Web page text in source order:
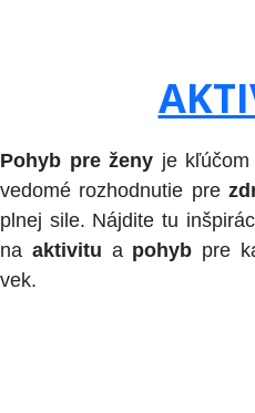
Pohyb pre ženy je
vedomé rozhodnutie pre
plnej sile. Nájdite tu
na aktivitu a pohyb pre
vek.